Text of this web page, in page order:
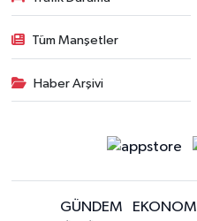
Tüm Manşetler
Haber Arşivi
GÜNDEM EKONOMİ